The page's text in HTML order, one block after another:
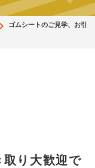
ゴムシートのご見学、お引
取り大歓迎で